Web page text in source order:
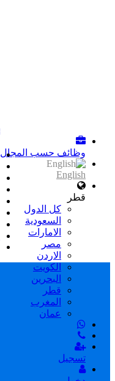
وظائف حسب المجال
English
قطر
كل الدول
السعودية
الامارات
مصر
الاردن
الكويت
البحرين
قطر
المغرب
عمان
تسجيل